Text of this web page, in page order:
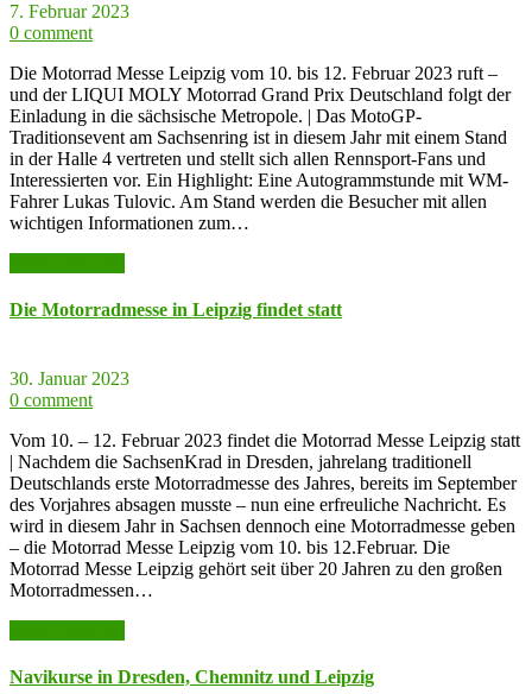
7. Februar 2023
0 comment
Die Motorrad Messe Leipzig vom 10. bis 12. Februar 2023 ruft –
und der LIQUI MOLY Motorrad Grand Prix Deutschland folgt der
Einladung in die sächsische Metropole. | Das MotoGP-
Traditionsevent am Sachsenring ist in diesem Jahr mit einem Stand
in der Halle 4 vertreten und stellt sich allen Rennsport-Fans und
Interessierten vor. Ein Highlight: Eine Autogrammstunde mit WM-
Fahrer Lukas Tulovic. Am Stand werden die Besucher mit allen
wichtigen Informationen zum…
Die Motorradmesse in Leipzig findet statt
30. Januar 2023
0 comment
Vom 10. – 12. Februar 2023 findet die Motorrad Messe Leipzig statt
| Nachdem die SachsenKrad in Dresden, jahrelang traditionell
Deutschlands erste Motorradmesse des Jahres, bereits im September
des Vorjahres absagen musste – nun eine erfreuliche Nachricht. Es
wird in diesem Jahr in Sachsen dennoch eine Motorradmesse geben
– die Motorrad Messe Leipzig vom 10. bis 12.Februar. Die
Motorrad Messe Leipzig gehört seit über 20 Jahren zu den großen
Motorradmessen…
Navikurse in Dresden, Chemnitz und Leipzig